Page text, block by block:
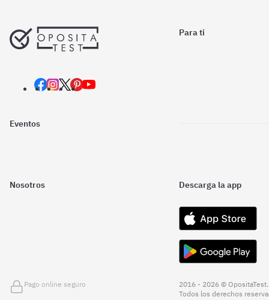
Para ti
Eventos
Nosotros Descarga la app
Pago online seguro
2016 - 2026 © OpositaTest.
Todos los derechos